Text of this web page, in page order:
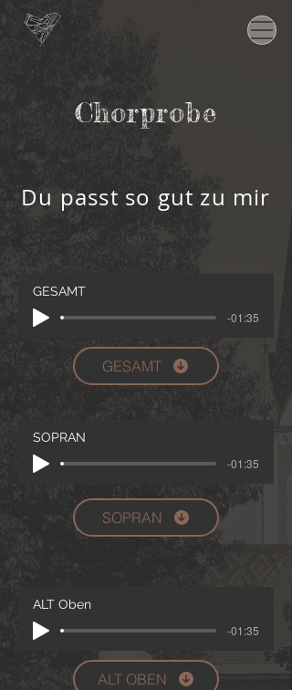
Chorprobe
Du passt so gut zu mir
GESAMT
-01:35
GESAMT
SOPRAN
-01:35
SOPRAN
ALT Oben
-01:35
ALT OBEN